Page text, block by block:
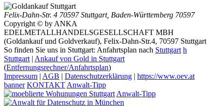
Felix-Dahn-Str. 4 70597 Stuttgart, Baden-Württemberg 70597
Copyright © by ANKA
EDELMETALLHANDELSGESELLSCHAFT MBH
(Goldankauf und Goldverkauf), Felix-Dahn-Str.4, 70597 Stuttgart
So finden Sie uns in Stuttgart: Anfahrtsplan nach Stuttgart h
Stuttgart | Ankauf von Gold in Stuttgart
(Entfernungsrechner/Anfahrtsplan)
Impressum | AGB | Datenschutzerklärung | https://www.oev.at
banner KONTAKT Anwalt-Tipp
Anwalt-Tipp